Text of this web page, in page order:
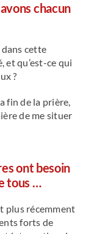
chacun
dans cette
qu’est-ce qui
?
fin de la prière,
de me situer
ont besoin
tous …
plus récemment
forts de